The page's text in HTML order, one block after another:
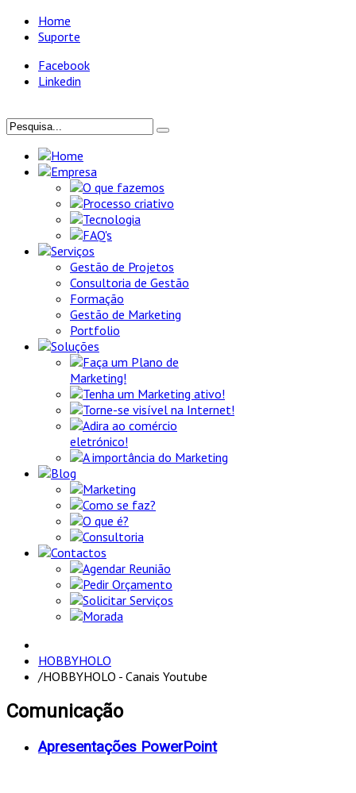
Home
Suporte
Facebook
Linkedin
Home
Empresa
O que fazemos
Processo criativo
Tecnologia
FAQ's
Serviços
Gestão de Projetos
Consultoria de Gestão
Formação
Gestão de Marketing
Portfolio
Soluções
Faça um Plano de
Marketing!
Tenha um Marketing ativo!
Torne-se visível na Internet!
Adira ao comércio
eletrónico!
A importância do Marketing
Blog
Marketing
Como se faz?
O que é?
Consultoria
Contactos
Agendar Reunião
Pedir Orçamento
Solicitar Serviços
Morada
HOBBYHOLO
/HOBBYHOLO - Canais Youtube
Comunicação
Apresentações PowerPoint